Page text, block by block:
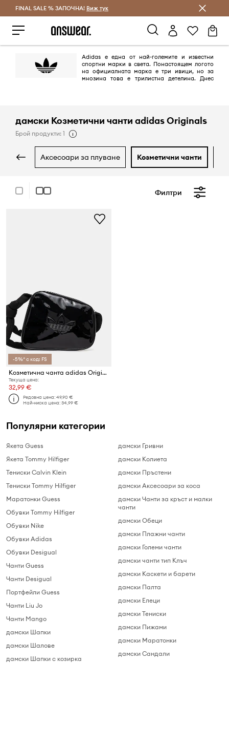
Спестявай с Answear Club
FINAL SALE % ЗАПОЧНА! Виж тук
Adidas е една от най-големите и известни
спортни марки в света. Понастоящем логото
на официалната марка е три ивици, но за
мнозина това е трилистна детелина. Днес
дамски Козметични чанти adidas Originals
Брой продукти: 1
аксесоари за плуване козметични чанти
Филтри
-5%* с код: FS
Козметична чанта adidas Originals AIRLINER
Текуща цена:
32,99 €
Редовна цена:49,90 €
Най-ниска цена:34,99 €
Популярни категории
Якета Guess
Якета Tommy Hilfiger
Тениски Calvin Klein
Тениски Tommy Hilfiger
Маратонки Guess
Обувки Tommy Hilfiger
Обувки Nike
Обувки Adidas
Обувки Desigual
Чанти Guess
Чанти Desigual
Портфейли Guess
Чанти Liu Jo
Чанти Mango
дамски Шапки
дамски Шалове
дамски Шапки с козирка
дамски Гривни
дамски Колиета
дамски Пръстени
дамски Аксесоари за коса
дамски Чанти за кръст и малки
чанти
дамски Обеци
дамски Плажни чанти
дамски Големи чанти
дамски чанти тип Клъч
дамски Каскети и барети
дамски Палта
дамски Елеци
дамски Тениски
дамски Пижами
дамски Маратонки
дамски Сандали